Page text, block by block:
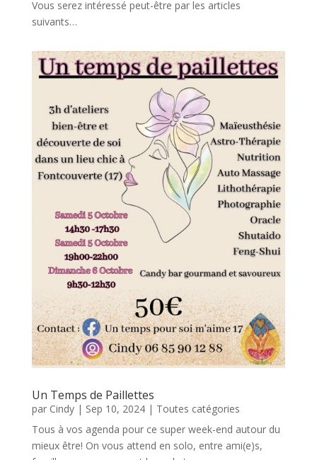
Vous serez intéressé peut-être par les articles
suivants…
Un Temps de Paillettes
par Cindy| Sep 10, 2024| Toutes catégories
Tous à vos agenda pour ce super week-end autour du
mieux être! On vous attend en solo, entre ami(e)s,